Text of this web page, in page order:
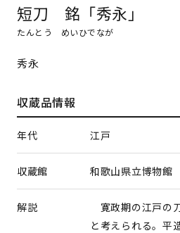
短刀 銘「秀永」
たんとう めいひでなが
秀永
収蔵品情報
年代 江戸
収蔵館 和歌山県立博物館
解説
寛政期の江戸の
と考えられる。平